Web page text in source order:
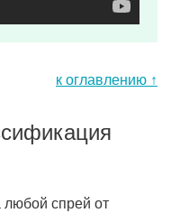
к оглавлению ↑
любой спрей от